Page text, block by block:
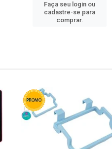
Faça seu login ou
cadastre-se para
comprar.